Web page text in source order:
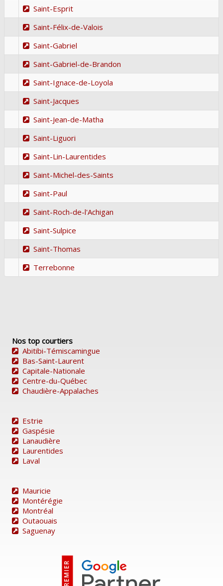
Saint-Esprit
Saint-Félix-de-Valois
Saint-Gabriel
Saint-Gabriel-de-Brandon
Saint-Ignace-de-Loyola
Saint-Jacques
Saint-Jean-de-Matha
Saint-Liguori
Saint-Lin-Laurentides
Saint-Michel-des-Saints
Saint-Paul
Saint-Roch-de-l'Achigan
Saint-Sulpice
Saint-Thomas
Terrebonne
Nos top courtiers
Abitibi-Témiscamingue
Bas-Saint-Laurent
Capitale-Nationale
Centre-du-Québec
Chaudière-Appalaches
Estrie
Gaspésie
Lanaudière
Laurentides
Laval
Mauricie
Montérégie
Montréal
Outaouais
Saguenay